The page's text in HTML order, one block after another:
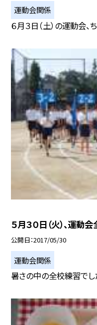
運動会関係
６月３日（土）の運動会、
５月３０日（火）、運動
公開日 2017/05/30
運動会関係
暑さの中の全校練習でし